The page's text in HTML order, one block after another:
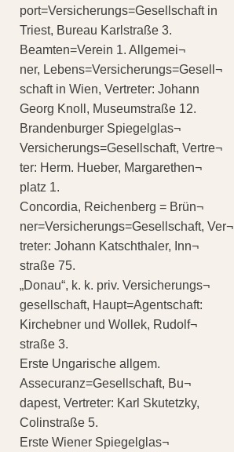
port=Versicherungs=Gesellschaft in
Triest, Bureau Karlstraße 3.
Beamten=Verein 1. Allgemei¬
ner, Lebens=Versicherungs=Gesell¬
schaft in Wien, Vertreter: Johann
Georg Knoll, Museumstraße 12.
Brandenburger Spiegelglas¬
Versicherungs=Gesellschaft, Vertre¬
ter: Herm. Hueber, Margarethen¬
platz 1.
Concordia, Reichenberg = Brün¬
ner=Versicherungs=Gesellschaft, Ver¬
treter: Johann Katschthaler, Inn¬
straße 75.
„Donau“, k. k. priv. Versicherungs¬
gesellschaft, Haupt=Agentschaft:
Kirchebner und Wollek, Rudolf¬
straße 3.
Erste Ungarische allgem.
Assecuranz=Gesellschaft, Bu¬
dapest, Vertreter: Karl Skutetzky,
Colinstraße 5.
Erste Wiener Spiegelglas¬